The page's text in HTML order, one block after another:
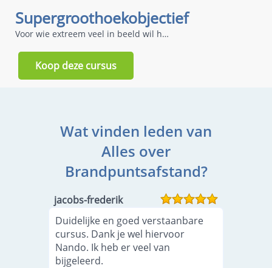
Supergroothoekobjectief
Voor wie extreem veel in beeld wil hebben
Koop deze cursus
Wat vinden leden van
Alles over
Brandpuntsafstand?
jacobs-frederik
Duidelijke en goed verstaanbare
cursus. Dank je wel hiervoor
Nando. Ik heb er veel van
bijgeleerd.